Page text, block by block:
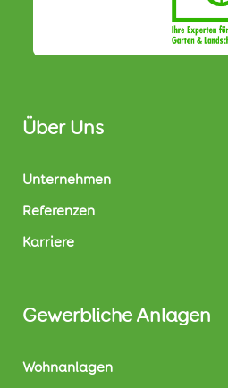
Über Uns
Unternehmen
Referenzen
Karriere
Gewerbliche Anlagen
Wohnanlagen